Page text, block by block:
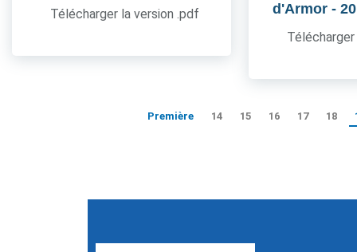
Télécharger la version .pdf d'Armor -
Première 14 15 16 17 18